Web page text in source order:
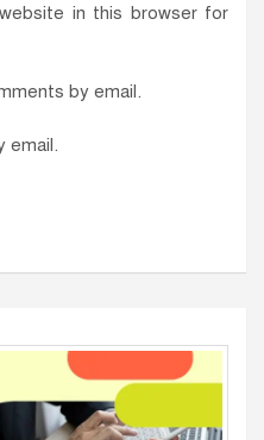
in this browser for
by email.
email.